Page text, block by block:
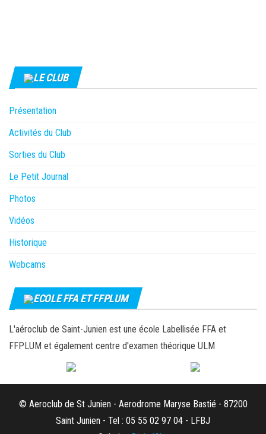
LE CLUB
Présentation
Activités du Club
Sorties du Club
Le Petit Journal
Photos
Vidéos
Historique
Webcams
ECOLE FFA ET FFPLUM
L'aéroclub de Saint-Junien est une école Labellisée FFA et
FFPLUM et également centre d'examen théorique ULM
© Aeroclub de St Junien - Aerodrome Maryse Bastié - 87200
Saint Junien - Tel : 05 55 02 97 04 - LFBJ